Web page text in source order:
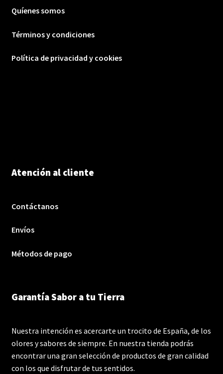
Quíenes somos
Términos y condiciones
Política de privacidad y cookies
Atención al cliente
Contáctanos
Envíos
Métodos de pago
Garantía Sabor a tu Tierra
Nuestra intención es acercarte un trocito de España, de los
olores y sabores de siempre. En nuestra tienda podrás
encontrar una gran selección de productos de gran calidad
con los que disfrutar de tus sentidos.